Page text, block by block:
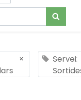
×
Servei: